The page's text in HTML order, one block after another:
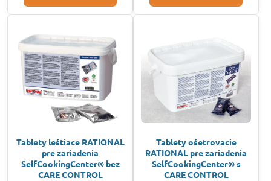
Tablety leštiace RATIONAL
pre zariadenia
SelfCookingCenter® bez
CARE CONTROL
Tablety ošetrovacie
RATIONAL pre zariadenia
SelfCookingCenter® s
CARE CONTROL